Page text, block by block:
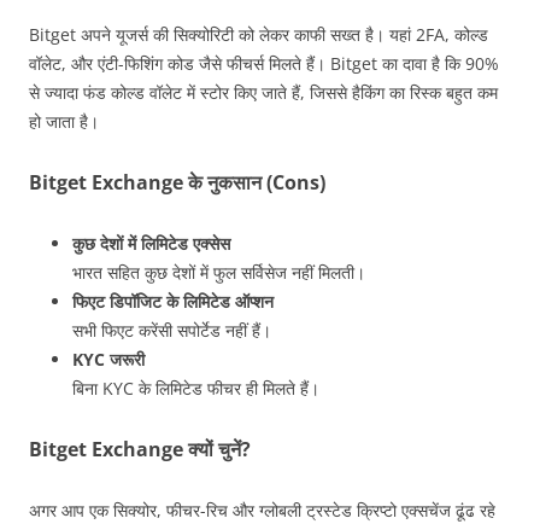
Bitget अपने यूजर्स की सिक्योरिटी को लेकर काफी सख्त है। यहां 2FA, कोल्ड
वॉलेट, और एंटी-फिशिंग कोड जैसे फीचर्स मिलते हैं। Bitget का दावा है कि 90%
से ज्यादा फंड कोल्ड वॉलेट में स्टोर किए जाते हैं, जिससे हैकिंग का रिस्क बहुत कम
हो जाता है।
Bitget Exchange के नुकसान (Cons)
कुछ देशों में लिमिटेड एक्सेस
भारत सहित कुछ देशों में फुल सर्विसेज नहीं मिलती।
फिएट डिपॉजिट के लिमिटेड ऑप्शन
सभी फिएट करेंसी सपोर्टेड नहीं हैं।
KYC जरूरी
बिना KYC के लिमिटेड फीचर ही मिलते हैं।
Bitget Exchange क्यों चुनें?
अगर आप एक सिक्योर, फीचर-रिच और ग्लोबली ट्रस्टेड क्रिप्टो एक्सचेंज ढूंढ रहे